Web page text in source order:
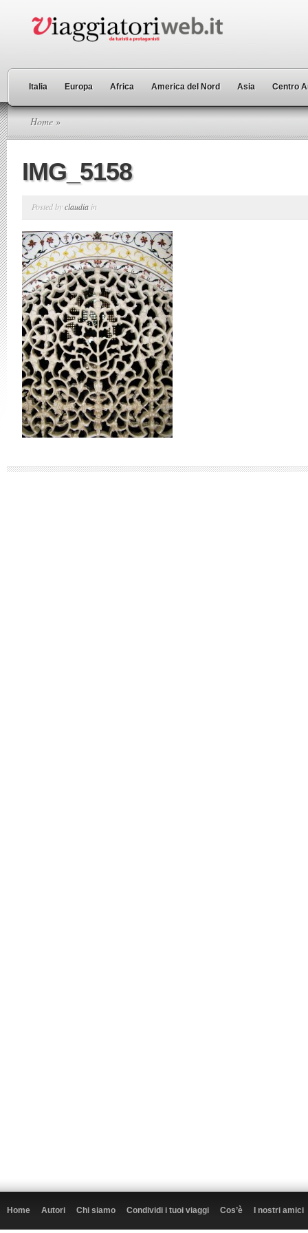
Italia Europa Africa America del Nord Asia Centro
Home »
IMG_5158
Posted byclaudia in
Home Autori Chi siamo Condividi i tuoi viaggi Cos’è I nostri amici